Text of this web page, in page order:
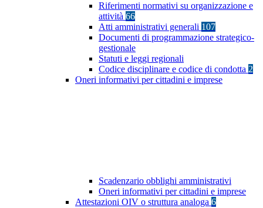
Riferimenti normativi su organizzazione e
attività 66
Atti amministrativi generali 107
Documenti di programmazione strategico-
gestionale
Statuti e leggi regionali
Codice disciplinare e codice di condotta 2
Oneri informativi per cittadini e imprese
Scadenzario obblighi amministrativi
Oneri informativi per cittadini e imprese
Attestazioni OIV o struttura analoga 6